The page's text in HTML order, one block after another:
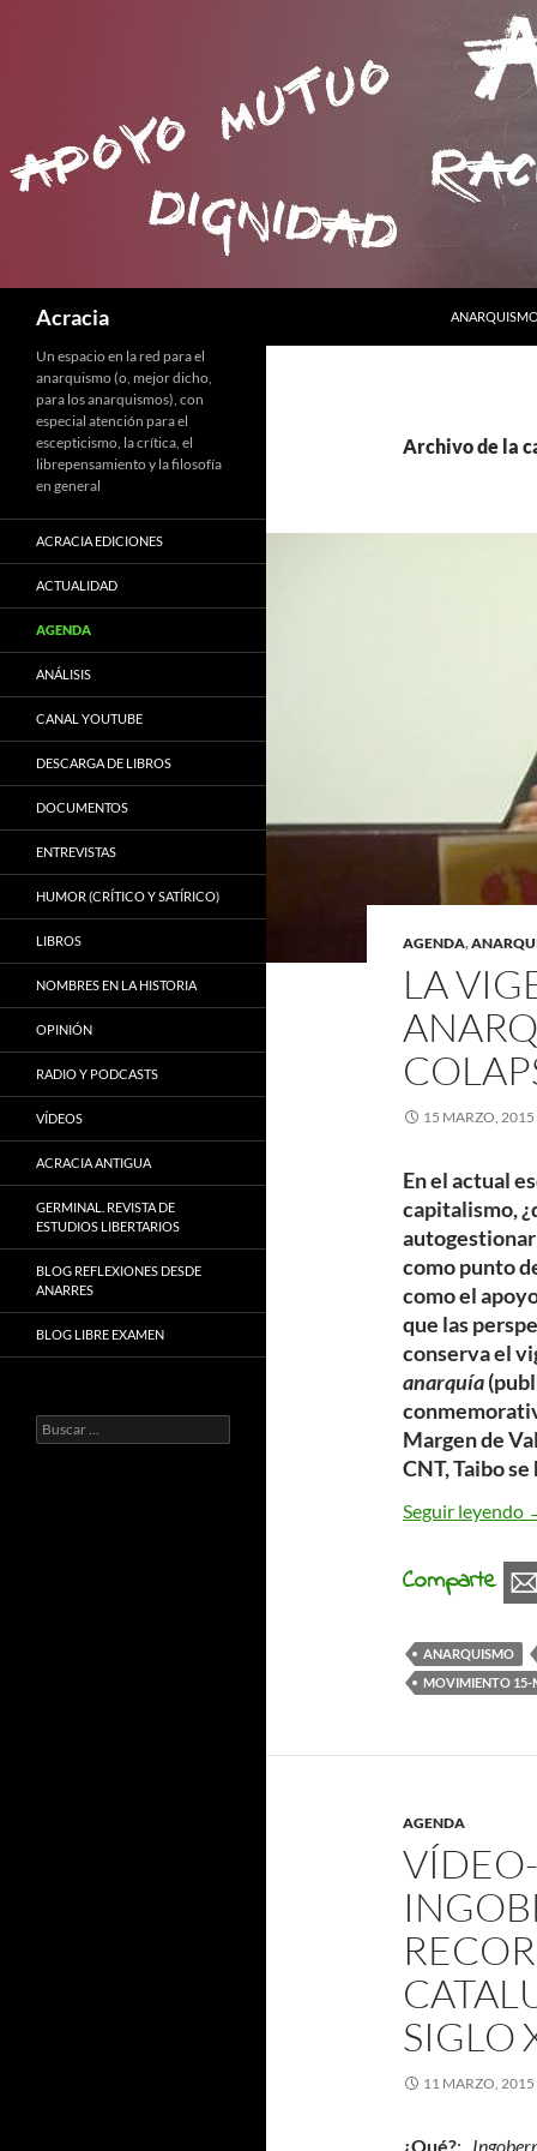
Acracia
Archivo de la
AGENDA,
LA
15 MARZO, 2015
En el actual
capitalismo,
autogestionar
como punto
como el
que las
conserva el
anarquía
Margen de
CNT, Taibo
Seguir leyendo
Comparte
ANARQUISMO
MOVIMIENTO 15-
AGENDA
SIGLO
11 MARZO, 2015
¿Qué?:
Un espacio en la red para el
anarquismo (o, mejor dicho,
para los anarquismos), con
especial atención para el
escepticismo, la crítica, el
librepensamiento y la filosofía
en general
ACRACIA EDICIONES
ACTUALIDAD
AGENDA
ANÁLISIS
CANAL YOUTUBE
DESCARGA DE LIBROS
DOCUMENTOS
ENTREVISTAS
HUMOR (CRÍTICO Y SATÍRICO)
LIBROS
NOMBRES EN LA HISTORIA
OPINIÓN
RADIO Y PODCASTS
VÍDEOS
ACRACIA ANTIGUA
GERMINAL. REVISTA DE
ESTUDIOS LIBERTARIOS
BLOG REFLEXIONES DESDE
ANARRES
BLOG LIBRE EXAMEN
Buscar: